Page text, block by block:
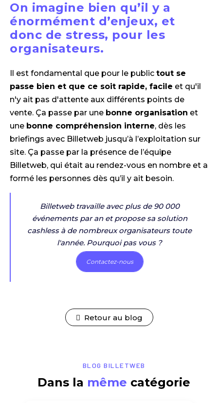
On imagine bien qu’il y a
énormément d’enjeux, et
donc de stress, pour les
organisateurs.
Il est fondamental que pour le public tout se
passe bien et que ce soit rapide, facile et qu'il
n'y ait pas d'attente aux différents points de
vente. Ça passe par une bonne organisation et
une bonne compréhension interne, dès les
briefings avec Billetweb jusqu’à l’exploitation sur
site. Ça passe par la présence de l’équipe
Billetweb, qui était au rendez-vous en nombre et a
formé les personnes dès qu’il y ait besoin.
Billetweb travaille avec plus de 90 000
événements par an et propose sa solution
cashless à de nombreux organisateurs toute
l'année. Pourquoi pas vous ?
Contactez-nous
Retour au blog
BLOG BILLETWEB
Dans la même catégorie